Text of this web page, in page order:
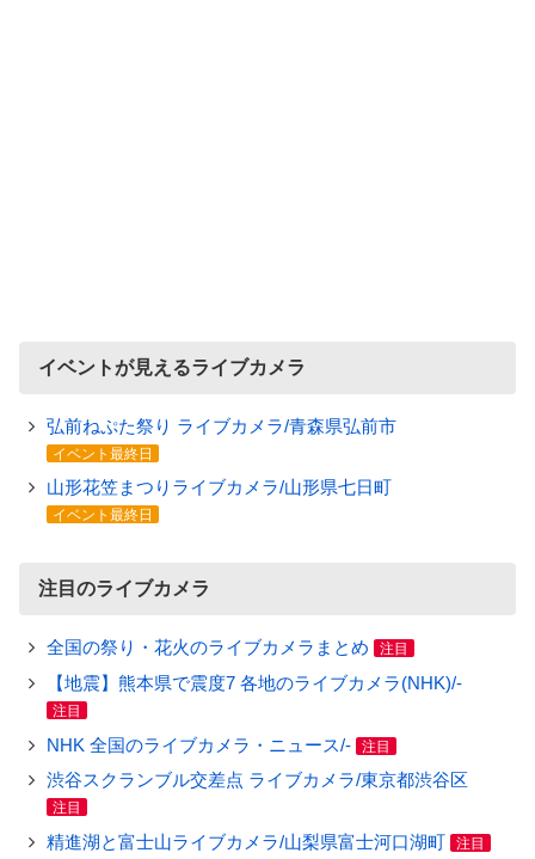
イベントが見えるライブカメラ
弘前ねぷた祭り ライブカメラ/青森県弘前市
イベント最終日
山形花笠まつりライブカメラ/山形県七日町
イベント最終日
注目のライブカメラ
全国の祭り・花火のライブカメラまとめ 注目
【地震】熊本県で震度7 各地のライブカメラ(NHK)/-
注目
NHK 全国のライブカメラ・ニュース/- 注目
渋谷スクランブル交差点 ライブカメラ/東京都渋谷区
注目
精進湖と富士山ライブカメラ/山梨県富士河口湖町 注目